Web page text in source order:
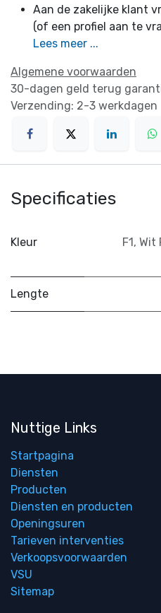
Aan de zakelijke klant
(of een profiel aan te
Lees meer ...
Algemene voorwaarden
30-dagen geld terug
Verzending: 2-3 werkdagen
Specificaties
Kleur F1, Wit
Lengte
Nuttige Links
Startpagina
Diensten
Producten
Diensten en producten
Openingsuren
Tarieven interventies
Verkoopsvoorwaarden
VSU
Sitemap